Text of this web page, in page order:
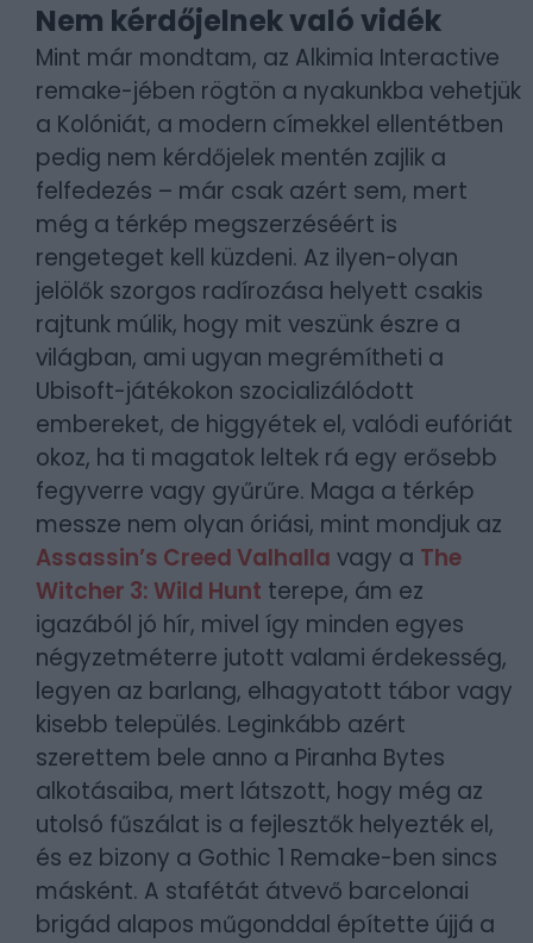
Nem kérdőjelnek való vidék
Mint már mondtam, az Alkimia Interactive
remake-jében rögtön a nyakunkba vehetjük
a Kolóniát, a modern címekkel ellentétben
pedig nem kérdőjelek mentén zajlik a
felfedezés – már csak azért sem, mert
még a térkép megszerzéséért is
rengeteget kell küzdeni. Az ilyen-olyan
jelölők szorgos radírozása helyett csakis
rajtunk múlik, hogy mit veszünk észre a
világban, ami ugyan megrémítheti a
Ubisoft-játékokon szocializálódott
embereket, de higgyétek el, valódi eufóriát
okoz, ha ti magatok leltek rá egy erősebb
fegyverre vagy gyűrűre. Maga a térkép
messze nem olyan óriási, mint mondjuk az
Assassin’s Creed Valhalla vagy a The
Witcher 3: Wild Hunt terepe, ám ez
igazából jó hír, mivel így minden egyes
négyzetméterre jutott valami érdekesség,
legyen az barlang, elhagyatott tábor vagy
kisebb település. Leginkább azért
szerettem bele anno a Piranha Bytes
alkotásaiba, mert látszott, hogy még az
utolsó fűszálat is a fejlesztők helyezték el,
és ez bizony a Gothic 1 Remake-ben sincs
másként. A stafétát átvevő barcelonai
brigád alapos műgonddal építette újjá a